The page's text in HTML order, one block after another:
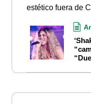
estético fuera de